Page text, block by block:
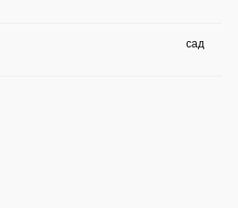
сад